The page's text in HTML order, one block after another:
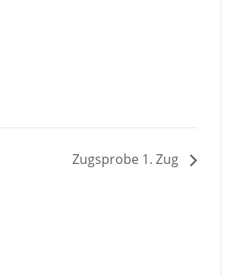
Zugsprobe 1. Zug